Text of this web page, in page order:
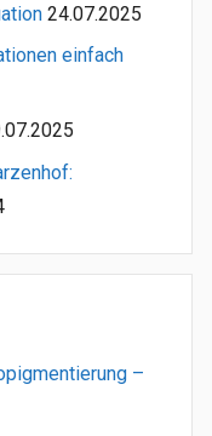
24.07.2025
einfach
–